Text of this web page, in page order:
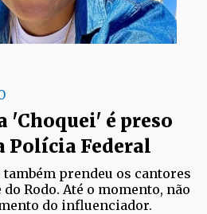
'Choquei' é preso
Polícia Federal
prendeu os cantores
do Rodo. Até o momento, não
do influenciador.